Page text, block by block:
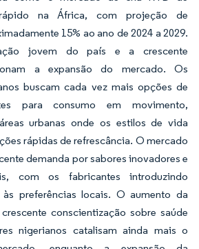
na África, com projeção de
15% ao ano de 2024 a 2029.
jovem do país e a crescente
a expansão do mercado. Os
buscam cada vez mais opções de
para consumo em movimento,
urbanas onde os estilos de vida
rápidas de refrescância. O mercado
demanda por sabores inovadores e
com os fabricantes introduzindo
preferências locais. O aumento da
conscientização sobre saúde
nigerianos catalisam ainda mais o